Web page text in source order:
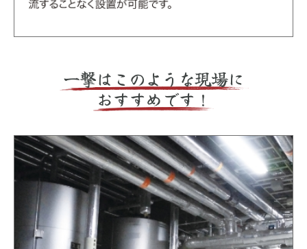
一撃はこのような現場に
おすすめです！